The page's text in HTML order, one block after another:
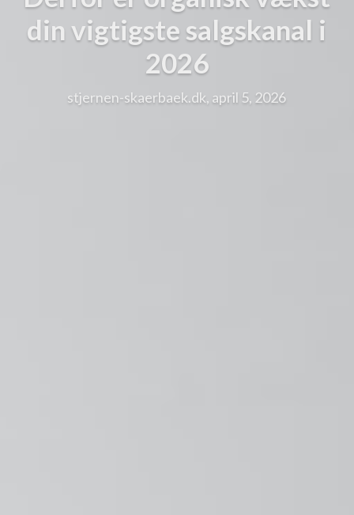
din vigtigste salgskanal i
2026
stjernen-skaerbaek.dk, april 5, 2026